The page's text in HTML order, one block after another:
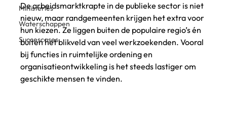
Ministeries
Waterschappen
Succescases
De arbeidsmarktkrapte in de publieke sector is niet
nieuw, maar randgemeenten krijgen het extra voor
hun kiezen. Ze liggen buiten de populaire regio’s én
buiten het blikveld van veel werkzoekenden. Vooral
bij functies in ruimtelijke ordening en
organisatieontwikkeling is het steeds lastiger om
geschikte mensen te vinden.